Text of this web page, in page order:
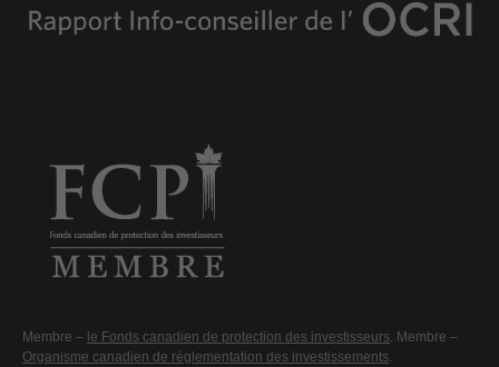
Membre – le Fonds canadien de protection des investisseurs. Membre –
Organisme canadien de réglementation des investissements.